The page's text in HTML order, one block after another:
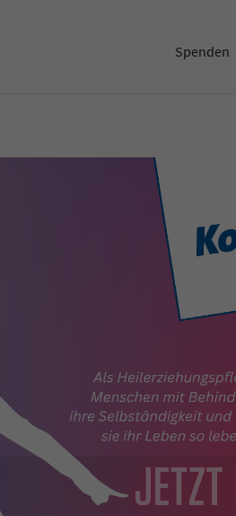
Spenden